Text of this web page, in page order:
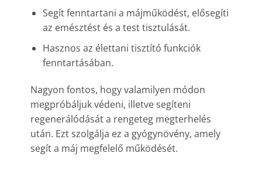
Segít fenntartani a májműködést, elősegíti
az emésztést és a test tisztulását.
Hasznos az élettani tisztító funkciók
fenntartásában.
Nagyon fontos, hogy valamilyen módon
megpróbáljuk védeni, illetve segíteni
regenerálódását a rengeteg megterhelés
után. Ezt szolgálja ez a gyógynövény, amely
segít a máj megfelelő működését.